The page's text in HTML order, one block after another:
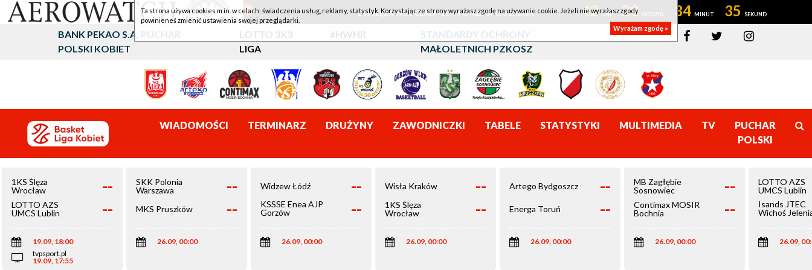
1KS ŚLĘZA WROCŁAW - LOTTO AZS UMCS LUBLIN 42 20 34 35
BANK PEKAO S.A. PUCHAR
POLSKI KOBIET
LOTTO 3X3
LIGA
#HWHR
STANDARDY OCHRONY
MAŁOLETNICH PZKOSZ
WIADOMOŚCI TERMINARZ DRUŻYNY ZAWODNICZKI TABELE STATYSTYKI MULTIMEDIA TV
PUCHAR
POLSKI
1KS Ślęza
Wrocław
--
LOTTO AZS
UMCS Lublin
--
19.09, 18:00
tvpsport.pl
19.09, 17:55
SKK Polonia
Warszawa
--
MKS Pruszków --
26.09, 00:00
Widzew Łódź --
KSSSE Enea AJP
Gorzów
--
26.09, 00:00
Wisła Kraków --
1KS Ślęza
Wrocław
--
26.09, 00:00
Artego Bydgoszcz --
Energa Toruń --
26.09, 00:00
MB Zagłębie
Sosnowiec
--
Contimax MOSIR
Bochnia
--
26.09, 00:00
LOTTO AZS
UMCS Lublin
Isands JTEC
Wichoś
26.09,
Ta strona używa cookies m.in. w celach: świadczenia usług, reklamy, statystyk. Korzystając ze strony wyrażasz zgodę na używanie cookie. Jeżeli nie wyrażasz zgody
powinieneś zmienić ustawienia swojej przeglądarki.
Wyrażam zgodę »